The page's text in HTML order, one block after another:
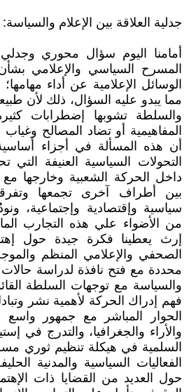
جدلية العلاقة بين الإعلام والسياسة:
أمامنا اليوم سؤال محوري
المسرح السياسي والإعلامي
الوسائل الإعلامية عن أداء
مما يبدو عليه السؤال، ذلك لأن
والسلطة تشوبها إضطرابات
المفاهيمية أو تضاد المصالح
أن هذه المسألة في أجزاء
التحولات السياسية العنيفة
داخل الحركة الشعبية وخارجها مع
بين أطراف آخرى تجمعها
سياسية وإقتصادية وإجتماعية،
من الأضواء علي هذه التجارب
إرث يعطينا فكرة جيدة حول
الصحفي والإعلامي المنظم
محددة مع فتح نافذة لدراسة حالات
والسياسة مع توجهات السلطة
فهم إدراك الحركة لأهمية نشر
الحوار المباشر مع جمهور واسع
والأراء والجغرافيا، والتدرج في
السلمية في هيكلة تنظيم ثوري
الفعاليات السياسية والمدنية
حول العديد من القضايا ذات